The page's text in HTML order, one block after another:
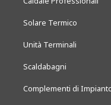
Solare Termico
Unità Terminali
Scaldabagni
Complementi di